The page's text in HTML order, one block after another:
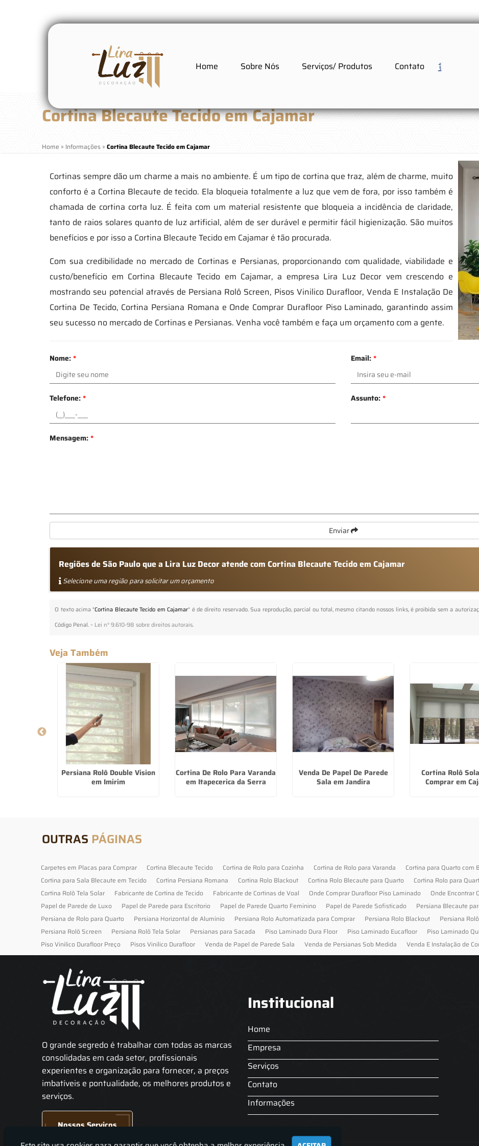
Home Sobre Nós Serviços/ Produtos Contato
Cortina Blecaute Tecido em Cajamar
Home » Informações »Cortina Blecaute Tecido em Cajamar
Cortinas sempre dão um charme a mais no ambiente. É um tipo de cortina que traz, além de charme, muito
conforto é a Cortina Blecaute de tecido. Ela bloqueia totalmente a luz que vem de fora, por isso também é
chamada de cortina corta luz. É feita com um material resistente que bloqueia a incidência de claridade,
tanto de raios solares quanto de luz artificial, além de ser durável e permitir fácil higienização. São muitos
benefícios e por isso a Cortina Blecaute Tecido em Cajamar é tão procurada.
Com sua credibilidade no mercado de Cortinas e Persianas, proporcionando com qualidade, viabilidade e
custo/benefício em Cortina Blecaute Tecido em Cajamar, a empresa Lira Luz Decor vem crescendo e
mostrando seu potencial através de Persiana Rolô Screen, Pisos Vinilico Durafloor, Venda E Instalação De
Cortina De Tecido, Cortina Persiana Romana e Onde Comprar Durafloor Piso Laminado, garantindo assim
seu sucesso no mercado de Cortinas e Persianas. Venha você também e faça um orçamento com a gente.
Nome:* Email:*
Telefone:* Assunto:*
Mensagem:*
Enviar
Regiões de São Paulo que a Lira Luz Decor atende com Cortina Blecaute Tecido em Cajamar
Selecione uma região para solicitar um orçamento
O texto acima "Cortina Blecaute Tecido em Cajamar" é de direito reservado. Sua reprodução, parcial ou total, mesmo citando nossos links, é proibida sem a
Código Penal. – Lei n° 9.610-98 sobre direitos autorais.
Veja Também
Persiana Rolô Double Vision
em Imirim
Cortina De Rolo Para Varanda
em Itapecerica da Serra
Venda De Papel De Parede
Sala em Jandira
Cortina Rolô
Comprar em
OUTRAS PÁGINAS
Carpetes em Placas para Comprar Cortina Blecaute Tecido Cortina de Rolo para Cozinha Cortina de Rolo para Varanda
Cortina para Quarto com
Cortina para Sala Blecaute em Tecido
Cortina Persiana Romana Cortina Rolo Blackout Cortina Rolo Blecaute para Quarto Cortina Rolo para
Cortina Rolô Tela Solar
Fabricante de Cortina de Tecido Fabricante de Cortinas de Voal Onde Comprar Durafloor Piso Laminado
Onde Encontrar
Papel de Parede de Luxo
Papel de Parede para Escritorio Papel de Parede Quarto Feminino Papel de Parede Sofisticado Persiana Blecaute
Persiana de Rolo para Quarto
Persiana Horizontal de Alumínio Persiana Rolo Automatizada para Comprar Persiana Rolo Blackout Persiana
Persiana Rolô Screen
Persiana Rolô Tela Solar Persianas para Sacada Piso Laminado Dura Floor Piso Laminado Eucafloor Piso Laminado
Piso Vinilico Durafloor Preço
Pisos Vinilico Durafloor Venda de Papel de Parede Sala Venda de Persianas Sob Medida Venda E Instalação de
O grande segredo é trabalhar com todas as marcas
consolidadas em cada setor, profissionais
experientes e organização para fornecer, a preços
imbatíveis e pontualidade, os melhores produtos e
serviços.
Nossos Serviços
Institucional
Home
Empresa
Serviços
Contato
Informações